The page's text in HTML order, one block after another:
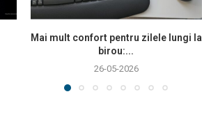
Mai mult confort pentru zilele lungi la
birou:...
26-05-2026